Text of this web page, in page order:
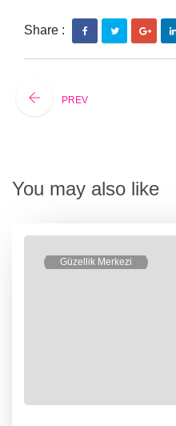
Share :
PREV
You may also like
Güzellik Merkezi